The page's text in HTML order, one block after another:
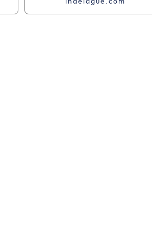
indelague.com